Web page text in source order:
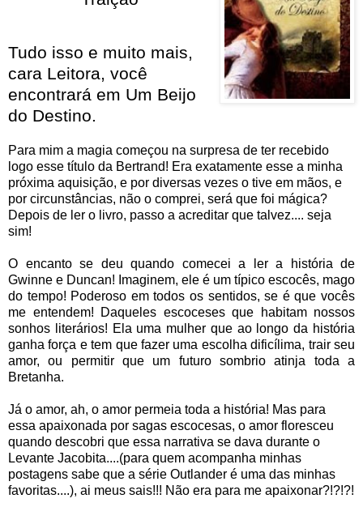
Tudo isso e muito mais,
cara Leitora, você
encontrará em Um Beijo
do Destino.
Para mim a magia começou na surpresa de ter recebido
logo esse título da Bertrand! Era exatamente esse a minha
próxima aquisição, e por diversas vezes o tive em mãos, e
por circunstâncias, não o comprei, será que foi mágica?
Depois de ler o livro, passo a acreditar que talvez.... seja
sim!
O encanto se deu quando comecei a ler a história de
Gwinne e Duncan! Imaginem, ele é um típico escocês, mago
do tempo! Poderoso em todos os sentidos, se é que vocês
me entendem! Daqueles escoceses que habitam nossos
sonhos literários! Ela uma mulher que ao longo da história
ganha força e tem que fazer uma escolha dificílima, trair seu
amor, ou permitir que um futuro sombrio atinja toda a
Bretanha.
Já o amor, ah, o amor permeia toda a história! Mas para
essa apaixonada por sagas escocesas, o amor floresceu
quando descobri que essa narrativa se dava durante o
Levante Jacobita....(para quem acompanha minhas
postagens sabe que a série Outlander é uma das minhas
favoritas....), ai meus sais!!! Não era para me apaixonar?!?!?!